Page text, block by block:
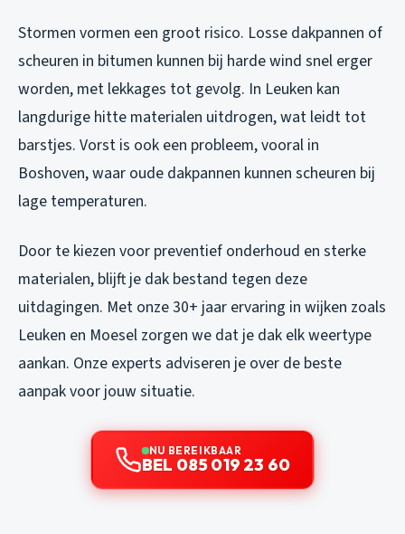
Stormen vormen een groot risico. Losse dakpannen of
scheuren in bitumen kunnen bij harde wind snel erger
worden, met lekkages tot gevolg. In Leuken kan
langdurige hitte materialen uitdrogen, wat leidt tot
barstjes. Vorst is ook een probleem, vooral in
Boshoven, waar oude dakpannen kunnen scheuren bij
lage temperaturen.
Door te kiezen voor preventief onderhoud en sterke
materialen, blijft je dak bestand tegen deze
uitdagingen. Met onze 30+ jaar ervaring in wijken zoals
Leuken en Moesel zorgen we dat je dak elk weertype
aankan. Onze experts adviseren je over de beste
aanpak voor jouw situatie.
NU BEREIKBAAR
BEL 085 019 23 60